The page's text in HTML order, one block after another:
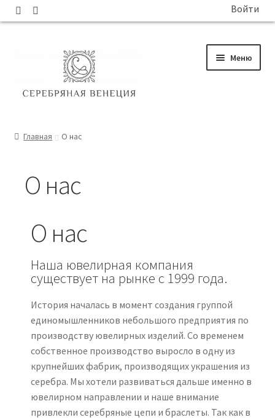
Войти
Меню
БЛОГ
АКЦИИ
О НАС
КОНТАКТЫ
Главная О нас
О нас
О нас
Наша ювелирная компания
существует на рынке с 1999 года.
История началась в момент создания группой
единомышленников небольшого предприятия по
производству ювелирных изделий. Со временем
собственное производство выросло в одну из
крупнейших фабрик, производящих украшения из
серебра. Мы хотели развиваться дальше именно в
ювелирном направлении и наше внимание
привлекли серебряные цепи и браслеты. Так как в